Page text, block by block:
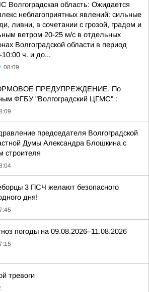
Волгоградская область: Ожидается
неблагоприятных явлений: сильные
ливни, в сочетании с грозой, градом и
ветром 20-25 м/с в отдельных
Волгоградской области в период
10:00 ч. и до...
08:09
ПРЕДУПРЕЖДЕНИЕ. По
ФГБУ "Волгоградский ЦГМС" :
председателя Волгоградской
Думы Александра Блошкина с
строителя
3 ПСЧ желают безопасного
дня!
погоды на 09.08.2026–11.08.2026
тревоги